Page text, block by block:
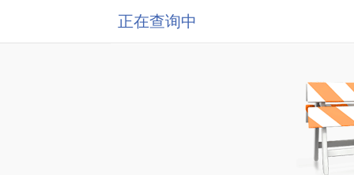
正在查询中